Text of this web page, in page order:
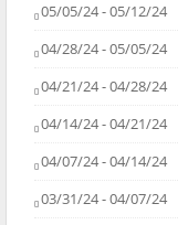
05/05/24 - 05/12/24
04/28/24 - 05/05/24
04/21/24 - 04/28/24
04/14/24 - 04/21/24
04/07/24 - 04/14/24
03/31/24 - 04/07/24